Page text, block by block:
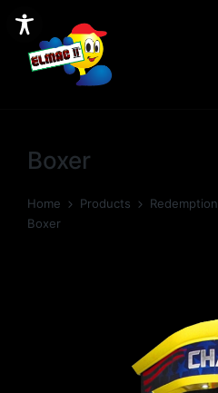
Boxer
Home Products Redemption
Boxer